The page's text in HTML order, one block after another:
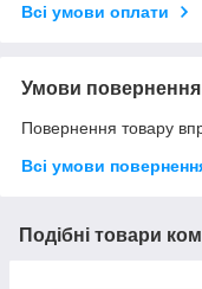
Всі умови оплати
Умови повернення
Повернення товару
Всі умови
Подібні товари